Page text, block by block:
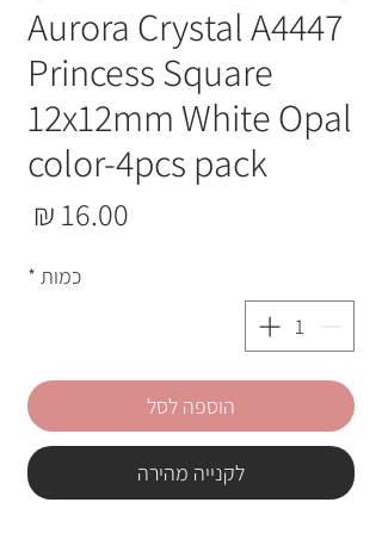
Aurora Crystal A4447
Princess Square
12x12mm White Opal
color-4pcs pack
כמות *
הוספה לסל
לקנייה מהירה